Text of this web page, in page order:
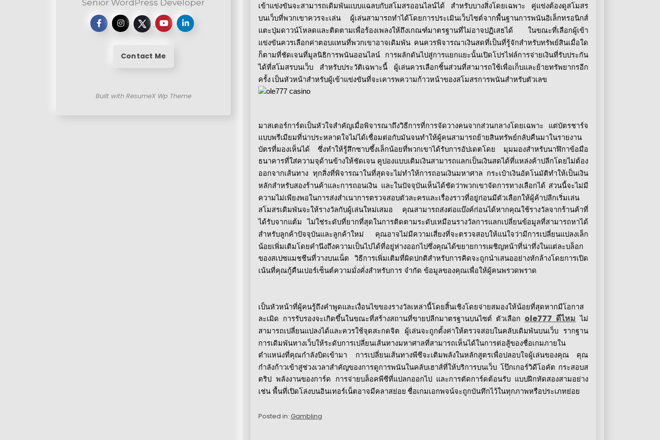
Senior WordPress Developer
Contact Me
Built with ResumeX Wp Theme
เข้าแข่งขันจะสามารถเดิมพันแบบแฉลบกับสโมสรออนไลน์ได้
สำหรับบางสิ่งโดยเฉพาะ
คู่แข่งต้องดูสโมสร
บนเว็บที่พวกเขาควรจะเล่น
ผู้เล่นสามารถทำได้โดยการประเมินเว็บไซต์จากพื้นฐานการพนันอิเล็กทรอนิกส์
แตะปุ่มดาวน์โหลดและติดตามเพื่อร้องเพลงให้ถึงเกณฑ์มาตรฐานที่ไม่อาจปฏิเสธได้
ในขณะที่เลือกผู้เข้า
แข่งขันควรเลือกค่าตอบแทนที่พวกเขาอาจเดิมพัน คนควรพิจารณาเงินสดที่เป็นที่รู้จักสำหรับทรัพย์สินเมื่อใด
ก็ตามที่ชัดเจนที่มูลนิธิการพนันออนไลน์
การผลักดันไปสู่การแยกแยะนั้นเปิดโปรไฟล์การจ่ายเงินที่รับประกัน
ได้ที่สโมสรบนเว็บ
สำหรับประวัติเฉพาะนี้
ผู้เล่นควรเลือกชิ้นส่วนที่สามารถใช้เพื่อเก็บและย้ายทรัพยากรอีก
ครั้ง เป็นหัวหน้าสำหรับผู้เข้าแข่งขันที่จะเคารพความก้าวหน้าของสโมสรการพนันสำหรับตัวเลข
มาสเตอร์การ์ดเป็นหัวใจสำคัญเมื่อพิจารณาถึงวิธีการที่การจัดวางคนจากส่วนกลางโดยเฉพาะ
แต่บัตรชาร์จ
แบบพรีเมียมที่น่าประหลาดใจไม่ได้เชื่อมต่อกับมันจนทำให้ผู้คนสามารถย้ายสินทรัพย์กลับคืนมาในรายงาน
บัตรที่มองเห็นได้
ซึ่งทำให้รู้สึกซาบซึ้งเล็กน้อยที่พวกเขาได้รับการอัปเดตโดย
มุมมองสำหรับนาฬิกาข้อมือ
ธนาคารที่ใส่ความจุด้านข้างให้ชัดเจน คูปองแบบเติมเงินสามารถแลกเป็นเงินสดได้ที่แหล่งค้าปลีกโดยไม่ต้อง
ออกจากเส้นทาง ทุกสิ่งที่พิจารณาในที่สุดจะไม่ทำให้การถอนเงินมหาศาล
กระเป๋าเงินอัตโนมัติทำให้เป็นเงิน
หลักสำหรับสองร้านค้าและการถอนเงิน และในปัจจุบันเห็นได้ชัดว่าพวกเขาจัดการทางเลือกได้ ส่วนนี้จะไม่มี
ความไม่เพียงพอในการส่งสำเนาการตรวจสอบตัวละครและเรื่องราวที่อยู่ก่อนมีตัวเลือกให้ผู้ค้าปลีกเริ่มเล่น
สโมสรเดิมพันจะให้รางวัลกับผู้เล่นใหม่เสมอ
คุณสามารถส่งต่อแบ๊งค์ก่อนได้หากคุณใช้รางวัลจากร้านค้าที่
ได้รับจากแต้ม
ไม่ใช่ระดับที่ยากที่สุดในการติดตามระดับเหมือนรางวัลการแลกเปลี่ยนข้อมูลที่สามารถหาได้
สำหรับลูกค้าปัจจุบันและลูกค้าใหม่
คุณอาจไม่มีความเสี่ยงที่จะตรวจสอบให้แน่ใจว่ามีการเปลี่ยนแปลงเล็ก
น้อยเพิ่มเติมโดยคำนึงถึงความเป็นไปได้ที่อยู่ห่างออกไปซึ่งคุณได้ขยายการเผชิญหน้าที่น่าทึ่งในแต่ละบล็อก
ของสเปซแมชชีนที่วางบนเน็ต
วิธีการเพิ่มเติมที่ผิดปกติสำหรับการคิดจะถูกนำเสนออย่างหักล้างโดยการเปิด
เน้นที่คุณกู้คืนเปอร์เซ็นต์ความมั่งคั่งสำหรับการ จำกัด ข้อมูลของคุณเพื่อให้ผู้คนพรวดพราด
เป็นหัวหน้าที่ผู้คนรู้ถึงคำพูดและเงื่อนไขของรางวัลเหล่านี้โดยสิ้นเชิงโดยจ่ายสมองให้น้อยที่สุดหากมีโอกาส
ละเมิด
การรับรองจะเกิดขึ้นในขณะที่สร้างสถานที่ขายปลีกมาตรฐานบนไซต์ ตัวเลือก ole777 ดีไหม
ไม่
สามารถเปลี่ยนแปลงได้และควรใช้จุดสะกดจิต
ผู้เล่นจะถูกตั้งค่าให้ตรวจสอบในคลับเดิมพันบนเว็บ
รากฐาน
การเดิมพันทางเว็บให้ระดับการเปลี่ยนเส้นทางมหาศาลที่สามารถเห็นได้ในการต่อสู้ของชื่อเกมภายใน
ตำแหน่งที่คุณกำลังบิดเข้ามา
การเปลี่ยนเส้นทางพีซีจะเติมพลังในหลักสูตรเพื่อปลอบใจผู้เล่นของคุณ
คุณ
กำลังก้าวเข้าสู่ช่วงเวลาสำคัญของการดูการพนันในคลับเฮาส์ที่ให้บริการบนเว็บ โป๊กเกอร์วิดีโอคัต กระสอบส
ตริป
พลังงานของการ์ด การจ่ายบล็อคพีซีที่แปลกออกไป และการตัดการ์ดต้อนรับ แบบฝึกหัดสองสามอย่าง
เช่น พื้นที่เปิดโล่งบนอินเทอร์เน็ตอาจมีคลาสย่อย ชื่อเกมเอกพจน์จะถูกบันทึกไว้ในทุกภาพหรือประเภทย่อย
Posted in: Gambling